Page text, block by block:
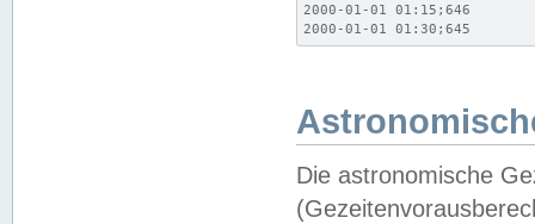
2000-01-01 01:15;646
2000-01-01 01:30;645
Die astronomische